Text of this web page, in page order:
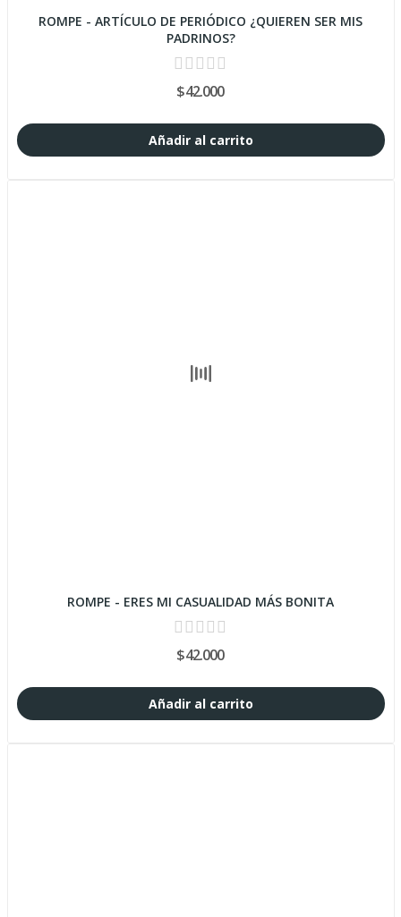
ROMPE - ARTÍCULO DE PERIÓDICO ¿QUIEREN SER MIS
PADRINOS?
$42.000
Añadir al carrito
ROMPE - ERES MI CASUALIDAD MÁS BONITA
$42.000
Añadir al carrito